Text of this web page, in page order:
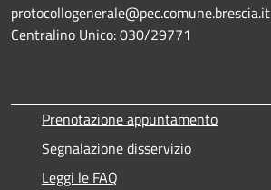
protocollogenerale@pec.comune.brescia.it
Centralino Unico: 030/29771
Prenotazione appuntamento
Segnalazione disservizio
Leggi le FAQ